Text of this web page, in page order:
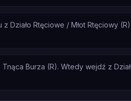
Rtęciowe / Młot Rtęciowy
Burza (R). Wtedy wejdź z